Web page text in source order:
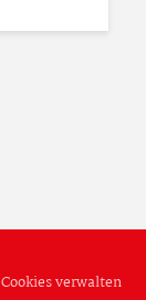
Cookies verwalten